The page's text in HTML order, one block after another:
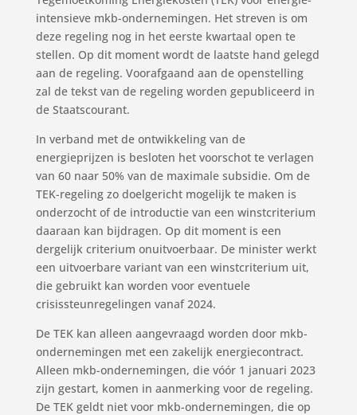
intensieve mkb-ondernemingen. Het streven is om
deze regeling nog in het eerste kwartaal open te
stellen. Op dit moment wordt de laatste hand gelegd
aan de regeling. Voorafgaand aan de openstelling
zal de tekst van de regeling worden gepubliceerd in
de Staatscourant.
In verband met de ontwikkeling van de
energieprijzen is besloten het voorschot te verlagen
van 60 naar 50% van de maximale subsidie. Om de
TEK-regeling zo doelgericht mogelijk te maken is
onderzocht of de introductie van een winstcriterium
daaraan kan bijdragen. Op dit moment is een
dergelijk criterium onuitvoerbaar. De minister werkt
een uitvoerbare variant van een winstcriterium uit,
die gebruikt kan worden voor eventuele
crisissteunregelingen vanaf 2024.
De TEK kan alleen aangevraagd worden door mkb-
ondernemingen met een zakelijk energiecontract.
Alleen mkb-ondernemingen, die vóór 1 januari 2023
zijn gestart, komen in aanmerking voor de regeling.
De TEK geldt niet voor mkb-ondernemingen, die op